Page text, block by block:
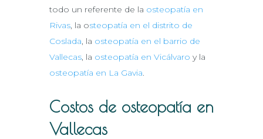
todo un referente de la osteopatía en
Rivas, la osteopatía en el distrito de
Coslada, la osteopatía en el barrio de
Vallecas, la osteopatía en Vicálvaro y la
osteopatía en La Gavia.
Costos de osteopatía en
Vallecas